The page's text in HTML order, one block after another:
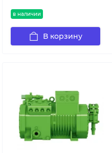
в наличии
В корзину